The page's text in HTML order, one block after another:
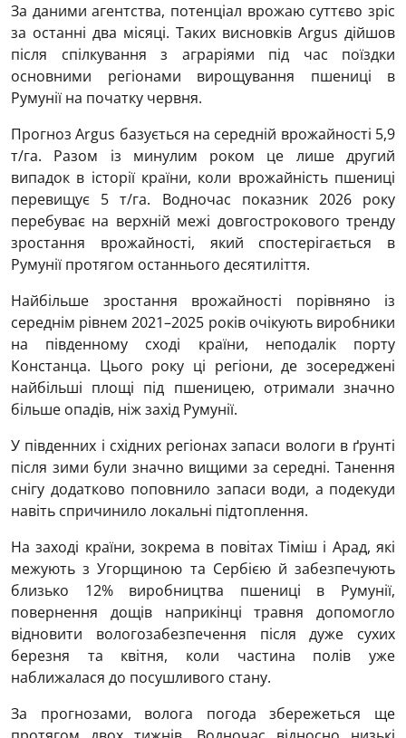
За даними агентства, потенціал врожаю суттєво зріс
за останні два місяці. Таких висновків Argus дійшов
після спілкування з аграріями під час поїздки
основними регіонами вирощування пшениці в
Румунії на початку червня.
Прогноз Argus базується на середній врожайності 5,9
т/га. Разом із минулим роком це лише другий
випадок в історії країни, коли врожайність пшениці
перевищує 5 т/га. Водночас показник 2026 року
перебуває на верхній межі довгострокового тренду
зростання врожайності, який спостерігається в
Румунії протягом останнього десятиліття.
Найбільше зростання врожайності порівняно із
середнім рівнем 2021–2025 років очікують виробники
на південному сході країни, неподалік порту
Констанца. Цього року ці регіони, де зосереджені
найбільші площі під пшеницею, отримали значно
більше опадів, ніж захід Румунії.
У південних і східних регіонах запаси вологи в ґрунті
після зими були значно вищими за середні. Танення
снігу додатково поповнило запаси води, а подекуди
навіть спричинило локальні підтоплення.
На заході країни, зокрема в повітах Тіміш і Арад, які
межують з Угорщиною та Сербією й забезпечують
близько 12% виробництва пшениці в Румунії,
повернення дощів наприкінці травня допомогло
відновити вологозабезпечення після дуже сухих
березня та квітня, коли частина полів уже
наближалася до посушливого стану.
За прогнозами, волога погода збережеться ще